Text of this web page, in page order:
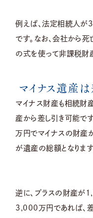
例えば、法定相続人
です。なお、会社から
の式を使って非課税財
マイナス遺産
マイナス財産も相続財
産から差し引き可能で
万円でマイナスの財
が遺産の総額となります
逆に、プラスの財産が
3,000万円であれば、